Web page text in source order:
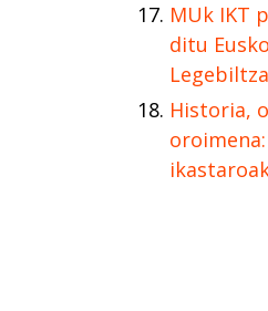
MUk IKT
ditu
Historia,